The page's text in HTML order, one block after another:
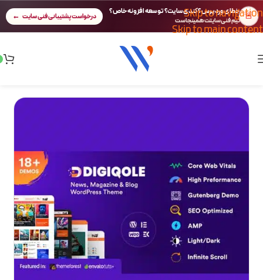
Skip to navigation
Skip to main content
🚨 خطای وردپرس؟ کندی سایت؟ توسعه افزونه خاص؟
تیم فنی سایتت همینجاست درخواست پشتیبانی فنی سایت